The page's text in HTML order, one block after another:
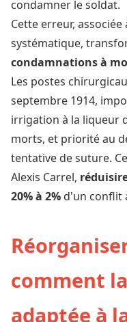
condamner le soldat.
Cette erreur,
systématique,
condamnations à
Les postes
septembre 1914,
irrigation à la liqueur
morts, et priorité au
tentative de suture.
Alexis Carrel,
20% à 2% d'un conflit
comment
adaptée à